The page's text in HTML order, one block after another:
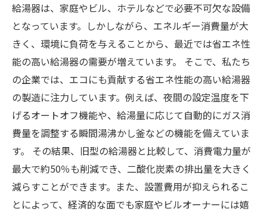
給湯器は、家庭やビル、ホテルなどで必要不可欠な設備
となっています。しかしながら、エネルギー消費量が大
きく、環境に負荷を与えることから、最近では省エネ性
能の高い給湯器の需要が増えています。 そこで、私たち
の企業では、エコにも貢献する省エネ性能の高い給湯器
の製造に注力しています。例えば、夜間の設定温度を下
げるオートオフ機能や、給湯量に応じて自動的にガス消
費量を調整する瞬間湯沸かし釜などの機能を備えていま
す。 その結果、旧型の給湯器と比較して、消費電力量が
最大で約50％も削減でき、二酸化炭素の排出量を大きく
減らすことができます。また、設置費用が抑えられるこ
とによって、経済的な面でも家庭やビルオーナーには嬉